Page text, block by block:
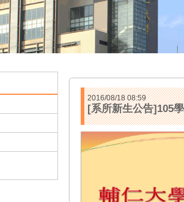
2016/08/18 08:59
[系所新生公告]105